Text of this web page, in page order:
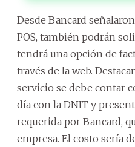
Desde Bancard
POS, también podrán
tendrá una opción de
través de la web.
servicio se debe contar
día con la DNIT y
requerida por Bancard,
empresa. El costo sería